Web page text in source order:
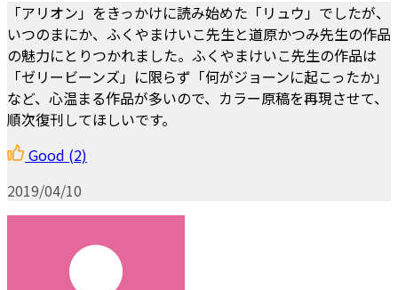
「アリオン」をきっかけに読み始めた「リュウ」でしたが、
いつのまにか、ふくやまけいこ先生と道原かつみ先生の作品
の魅力にとりつかれました。ふくやまけいこ先生の作品は
「ゼリービーンズ」に限らず「何がジョーンに起こったか」
など、心温まる作品が多いので、カラー原稿を再現させて、
順次復刊してほしいです。
Good (2)
2019/04/10